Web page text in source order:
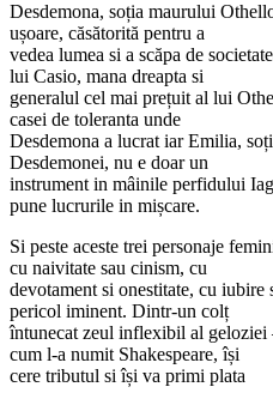
Desdemona, soția maurului
ușoare, căsătorită pentru a
vedea lumea si a scăpa de
lui Casio, mana dreapta si
generalul cel mai prețuit al lui
casei de toleranta unde
Desdemona a lucrat iar Emilia,
Desdemonei, nu e doar un
instrument in mâinile perfidului
pune lucrurile in mișcare.
Si peste aceste trei personaje
cu naivitate sau cinism, cu
devotament si onestitate, cu iubire
pericol iminent. Dintr-un colț
întunecat zeul inflexibil al geloziei
cum l-a numit Shakespeare, își
cere tributul si își va primi plata